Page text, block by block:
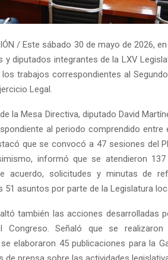
/ Este sábado 30 de mayo de 2026,
y diputados integrantes de la LXV
trabajos correspondientes al
Legal.
la Mesa Directiva, diputado David
al periodo comprendido entre
que se convocó a 47 sesiones del
informó que se atendieron
acuerdo, solicitudes y minutas de
asuntos por parte de la Legislatura
también las acciones desarrolladas
Congreso. Señaló que se
elaboraron 45 publicaciones para la